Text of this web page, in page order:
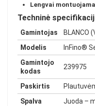
Lengvai
Techninė
Gamintojas
BLANCO
Modelis
InFino®
Gamintojo
kodas
239975
Paskirtis
Spalva
Juoda –